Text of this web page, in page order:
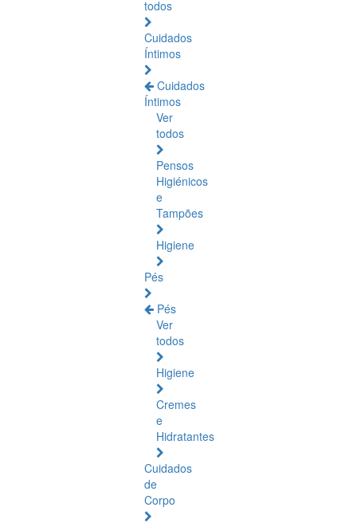
todos
Cuidados
Íntimos
Cuidados
Íntimos
Ver
todos
Pensos
Higiénicos
e
Tampões
Higiene
Pés
Pés
Ver
todos
Higiene
Cremes
e
Hidratantes
Cuidados
de
Corpo